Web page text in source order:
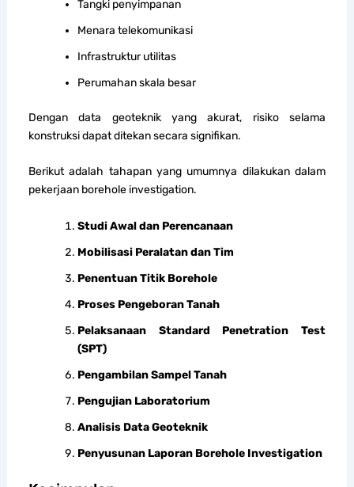
Tangki penyimpanan
Menara telekomunikasi
Infrastruktur utilitas
Perumahan skala besar
Dengan data geoteknik yang akurat, risiko selama
konstruksi dapat ditekan secara signifikan.
Berikut adalah tahapan yang umumnya dilakukan dalam
pekerjaan borehole investigation.
Studi Awal dan Perencanaan
Mobilisasi Peralatan dan Tim
Penentuan Titik Borehole
Proses Pengeboran Tanah
Pelaksanaan Standard Penetration Test
(SPT)
Pengambilan Sampel Tanah
Pengujian Laboratorium
Analisis Data Geoteknik
Penyusunan Laporan Borehole Investigation